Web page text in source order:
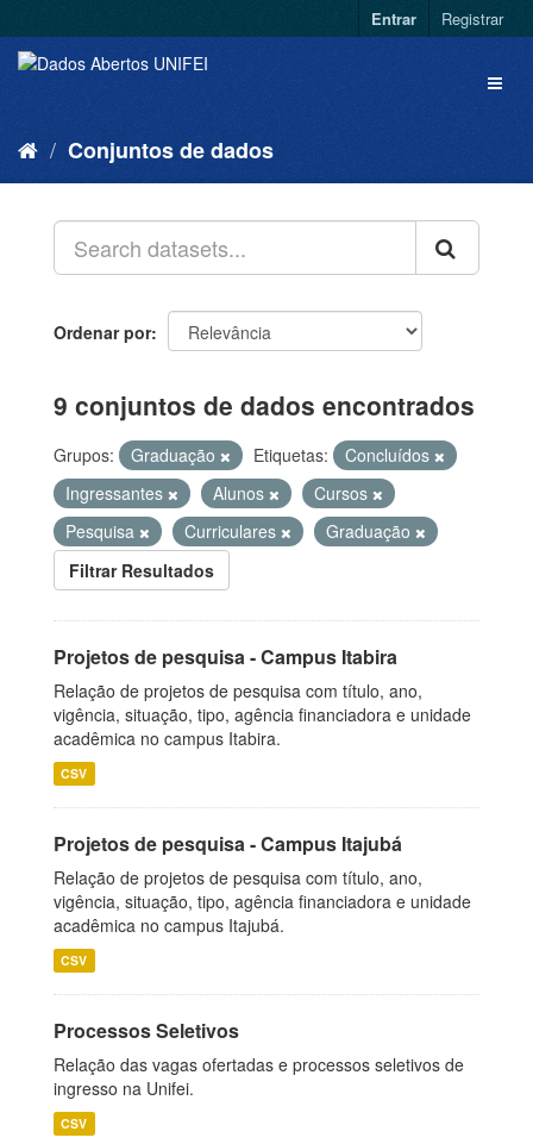
Entrar Registrar
Conjuntos de dados
Ordenar por
9 conjuntos de dados encontrados
Grupos: Graduação Etiquetas:
Concluídos
Ingressantes
Alunos
Cursos
Pesquisa
Curriculares
Graduação
Filtrar Resultados
Projetos de pesquisa - Campus Itabira
Relação de projetos de pesquisa com título, ano,
vigência, situação, tipo, agência financiadora e unidade
acadêmica no campus Itabira.
CSV
Projetos de pesquisa - Campus Itajubá
Relação de projetos de pesquisa com título, ano,
vigência, situação, tipo, agência financiadora e unidade
acadêmica no campus Itajubá.
CSV
Processos Seletivos
Relação das vagas ofertadas e processos seletivos de
ingresso na Unifei.
CSV